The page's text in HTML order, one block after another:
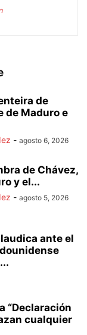
de
de Maduro e
- agosto 6, 2026
de Chávez,
y el...
- agosto 5, 2026
ante el
“Declaración
cualquier